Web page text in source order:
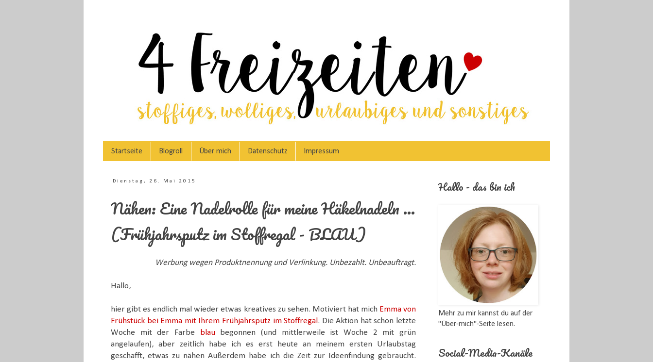
Startseite Blogroll Über mich Datenschutz Impressum
Dienstag, 26. Mai 2015
Nähen: Eine Nadelrolle für meine Häkelnadeln ...
(Frühjahrsputz im Stoffregal - BLAU)
Werbung wegen Produktnennung und Verlinkung. Unbezahlt. Unbeauftragt.
Hallo,
hier gibt es endlich mal wieder etwas kreatives zu sehen. Motiviert hat mich Emma von
Frühstück bei Emma mit Ihrem Frühjahrsputz im Stoffregal . Die Aktion hat schon letzte
Woche mit der Farbe
blaubegonnen (und mittlerweile ist Woche 2 mit grün
angelaufen), aber zeitlich habe ich es erst heute an meinem ersten Urlaubstag
geschafft, etwas zu nähen Außerdem habe ich die Zeit zur Ideenfindung gebraucht.
Hallo - das bin ich
Mehr zu mir kannst du auf der
"Über-mich"-Seite lesen.
Social-Media-Kanäle